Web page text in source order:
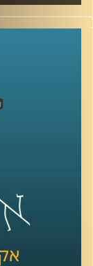
כשאנחנו
כלל מדמיינים
שמצליח
שעוטפות את
ביולוגית.
זה יכול
נפוצה
אבחנה.
האלה על פני
לאבחון מוקדם
היום בפרק
התרגומית,
שעוזר לנו